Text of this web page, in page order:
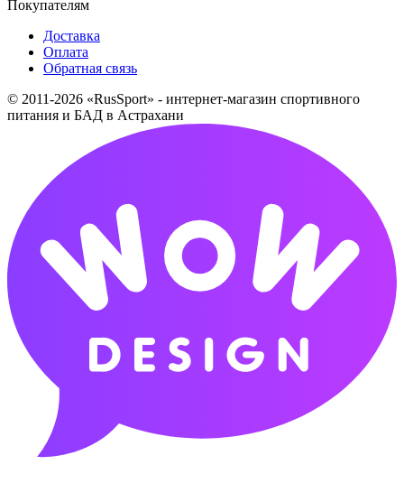
Покупателям
Доставка
Оплата
Обратная связь
© 2011-2026 «RusSport» - интернет-магазин спортивного
питания и БАД в Астрахани